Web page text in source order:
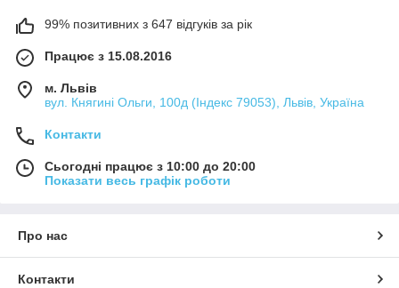
99% позитивних з 647 відгуків за рік
Працює з 15.08.2016
м. Львів
вул. Княгині Ольги, 100д (Індекс 79053), Львів, Україна
Контакти
Сьогодні працює з 10:00 до 20:00
Показати весь графік роботи
Про нас
Контакти